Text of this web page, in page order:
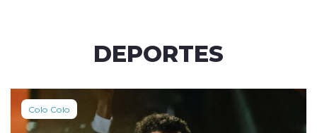
DEPORTES
Colo Colo